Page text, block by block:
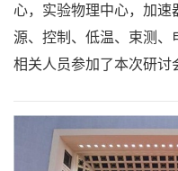
心，实验物理中心，加
源、控制、低温、束测、
相关人员参加了本次研讨